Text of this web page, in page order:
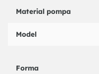
Material pompa
Model
Forma